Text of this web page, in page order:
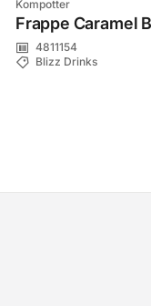
Kompotter
Frappe Caramel
4811154
Blizz Drinks